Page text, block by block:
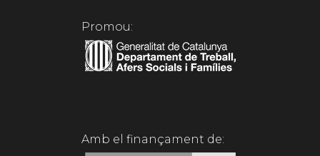
Promou:
Amb el finançament de: